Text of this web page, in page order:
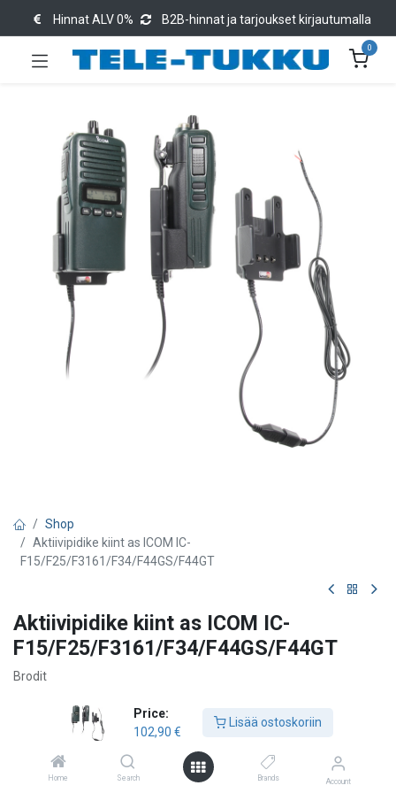
Price:
102,90 €
Lisää ostoskoriin
Home Search Brands Account
Hinnat ALV 0% B2B-hinnat ja tarjoukset kirjautumalla
0
Shop
Aktiivipidike kiint as ICOM IC-
F15/F25/F3161/F34/F44GS/F44GT
Aktiivipidike kiint as ICOM IC-
F15/F25/F3161/F34/F44GS/F44GT
Brodit
€
Lisää ostoskoriin